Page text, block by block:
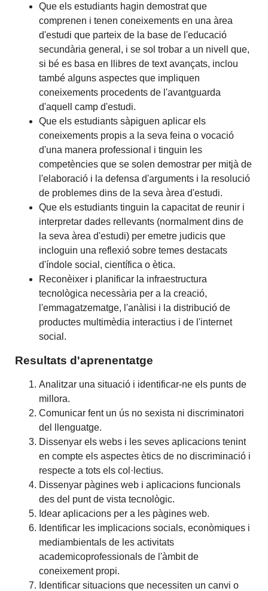
Que els estudiants hagin demostrat que
comprenen i tenen coneixements en una àrea
d'estudi que parteix de la base de l'educació
secundària general, i se sol trobar a un nivell que,
si bé es basa en llibres de text avançats, inclou
també alguns aspectes que impliquen
coneixements procedents de l'avantguarda
d'aquell camp d'estudi.
Que els estudiants sàpiguen aplicar els
coneixements propis a la seva feina o vocació
d'una manera professional i tinguin les
competències que se solen demostrar per mitjà de
l'elaboració i la defensa d'arguments i la resolució
de problemes dins de la seva àrea d'estudi.
Que els estudiants tinguin la capacitat de reunir i
interpretar dades rellevants (normalment dins de
la seva àrea d'estudi) per emetre judicis que
incloguin una reflexió sobre temes destacats
d'índole social, científica o ètica.
Reconèixer i planificar la infraestructura
tecnològica necessària per a la creació,
l'emmagatzematge, l'anàlisi i la distribució de
productes multimèdia interactius i de l'internet
social.
Resultats d'aprenentatge
Analitzar una situació i identificar-ne els punts de
millora.
Comunicar fent un ús no sexista ni discriminatori
del llenguatge.
Dissenyar els webs i les seves aplicacions tenint
en compte els aspectes ètics de no discriminació i
respecte a tots els col·lectius.
Dissenyar pàgines web i aplicacions funcionals
des del punt de vista tecnològic.
Idear aplicacions per a les pàgines web.
Identificar les implicacions socials, econòmiques i
mediambientals de les activitats
academicoprofessionals de l'àmbit de
coneixement propi.
Identificar situacions que necessiten un canvi o